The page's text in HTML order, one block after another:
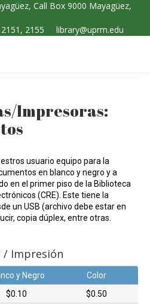
Call Box 9000 Mayagüez,
2155
library@uprm.edu
Impresoras:
usuario equipo para la
en blanco y negro y a
en el primer piso de la Biblioteca
(CRE). Este tiene la
un USB (archivo debe estar en
copia dúplex, entre otras.
/ Impresión
y Negro
Color
$0.10
$0.50